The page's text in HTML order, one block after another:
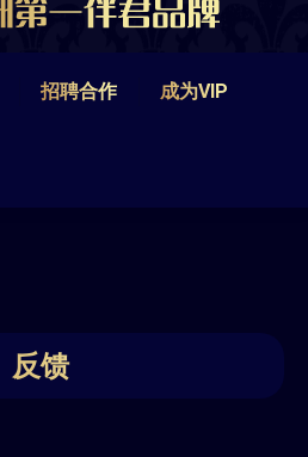
招聘合作 成为VIP
反馈